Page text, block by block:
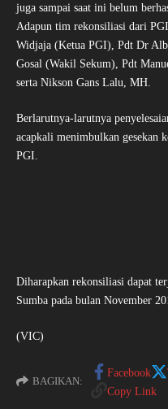
juga sampai saat ini belum
Adapun tim rekonsiliasi dari
Widjaja (Ketua PGI), Pdt Dr
Gosal (Wakil Sekum), Pdt
serta Nikson Gans Lalu, MH.
Berlarutnya-larutnya
acapkali menimbulkan gesekan
PGI.
Diharapkan rekonsiliasi dapat
Sumba pada bulan November
(VIC)
BAGIKAN:
Facebook
Copy Link